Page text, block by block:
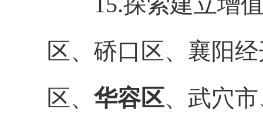
区、硚口区、襄阳
区、 华容区、武穴